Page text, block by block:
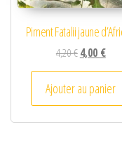
Piment Fatalii jaune
4,20€Le prix
4,00 €Le
Ajouter au panier